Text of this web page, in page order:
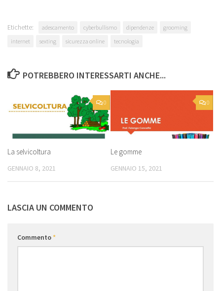
Etichette: adescamento cyberbullismo dipendenze
grooming
internet
sexting sicurezza online tecnologia
POTREBBERO INTERESSARTI ANCHE...
0
La selvicoltura
GENNAIO 8, 2021
0
Le gomme
GENNAIO 15, 2021
LASCIA UN COMMENTO
Commento*